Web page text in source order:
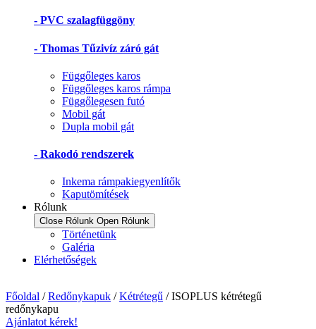
- PVC szalagfüggöny
- Thomas Tűzivíz záró gát
Függőleges karos
Függőleges karos rámpa
Függőlegesen futó
Mobil gát
Dupla mobil gát
- Rakodó rendszerek
Inkema rámpakiegyenlítők
Kaputömítések
Rólunk
Close Rólunk Open Rólunk
Történetünk
Galéria
Elérhetőségek
Főoldal /Redőnykapuk /Kétrétegű / ISOPLUS kétrétegű
redőnykapu
Ajánlatot kérek!